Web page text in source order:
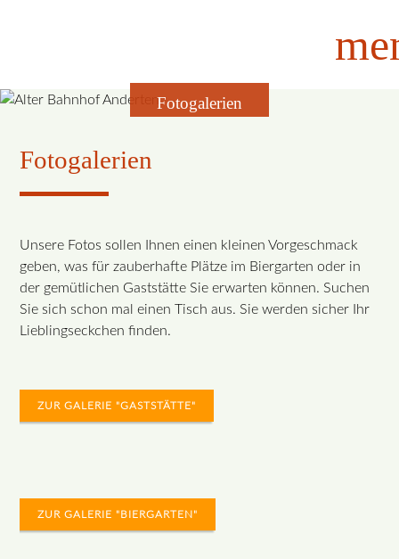
Fotogalerien
Fotogalerien
Unsere Fotos sollen Ihnen einen kleinen Vorgeschmack
geben, was für zauberhafte Plätze im Biergarten oder in
der gemütlichen Gaststätte Sie erwarten können. Suchen
Sie sich schon mal einen Tisch aus. Sie werden sicher Ihr
Lieblingseckchen finden.
ZUR GALERIE "GASTSTÄTTE"
ZUR GALERIE "BIERGARTEN"